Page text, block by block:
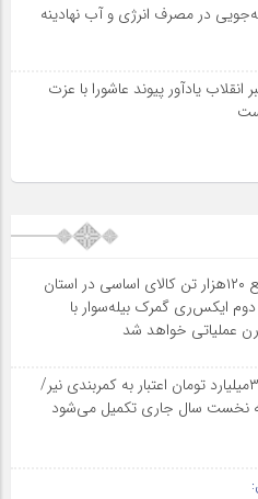
در مصرف انرژی و آب نهادینه
انقلاب یادآور پیوند عاشورا با عزت
تأمین و توزیع ۱۲۰هزار تن کالای اساسی در استان
ایکس‌ری گمرک بیله‌سوار با
عملیاتی خواهد شد
تخصیص ۳۰۰میلیارد تومان اعتبار به کمربندی نیر/
نخست سال جاری تکمیل می‌شود